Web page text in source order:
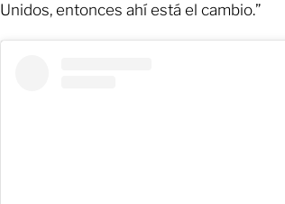
Unidos, entonces ahí está el cambio.”